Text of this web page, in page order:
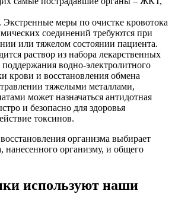
. Экстренные меры по очистке кровотока
соединений требуются при
или тяжелом состоянии пациента.
раствор из набора лекарственных
поддержания водно-электролитного
крови и восстановления обмена
тяжелыми металлами,
может назначаться антидотная
и безопасно для здоровья
токсинов.
организма выбирает
нанесенного организму, и общего
используют наши